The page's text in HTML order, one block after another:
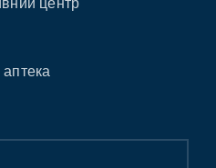
центр